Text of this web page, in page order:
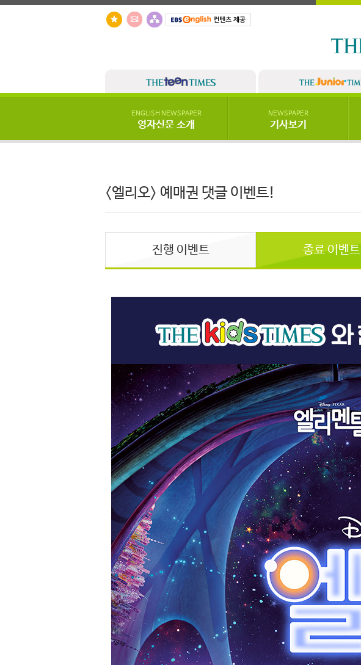
ENGLISH NEWSPAPER
영자신문 소개
NEWSPAPER
기사보기
<엘리오> 예매권 댓글 이벤트!
진행 이벤트 종료 이벤트